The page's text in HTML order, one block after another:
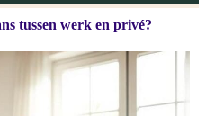
tussen werk en privé?